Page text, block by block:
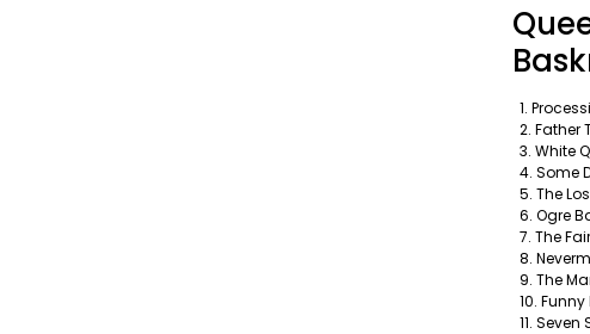
1.
2. Father
3. White
4. Some
5. The
6. Ogre
7. The
8.
9. The
10. Funny
11.